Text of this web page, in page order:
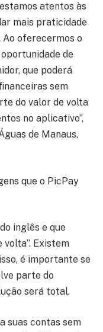
atentos às
mais praticidade
Ao oferecermos o
de
que poderá
sem
do valor de volta
no aplicativo”,
de Manaus,
que o PicPay
inglês e que
Existem
é importante se
parte do
será total.
suas contas sem